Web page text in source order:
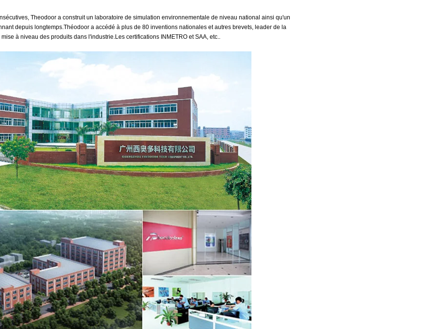
Theodoor a construit un laboratoire de simulation environnementale de niveau national ainsi qu'un
depuis longtemps.Théodoor a accédé à plus de 80 inventions nationales et autres brevets, leader de la
à niveau des produits dans l'industrie.Les certifications INMETRO et SAA, etc..